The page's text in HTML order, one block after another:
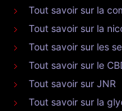
Tout savoir sur la
Tout savoir sur la
Tout savoir sur les
Tout savoir sur le
Tout savoir sur JNR
Tout savoir sur la